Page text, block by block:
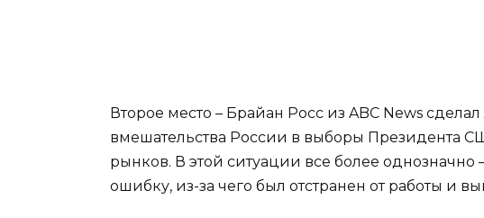
Второе место – Брайан Росс из ABC News
вмешательства России в выборы Президента
рынков. В этой ситуации все более однозначно
ошибку, из-за чего был отстранен от работы и